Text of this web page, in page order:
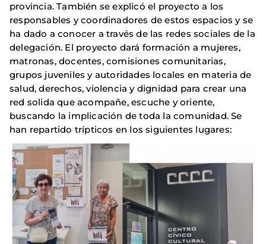
provincia. También se explicó el proyecto a los
responsables y coordinadores de estos espacios y se
ha dado a conocer a través de las redes sociales de la
delegación. El proyecto dará formación a mujeres,
matronas, docentes, comisiones comunitarias,
grupos juveniles y autoridades locales en materia de
salud, derechos, violencia y dignidad para crear una
red solida que acompañe, escuche y oriente,
buscando la implicación de toda la comunidad. Se
han repartido trípticos en los siguientes lugares: